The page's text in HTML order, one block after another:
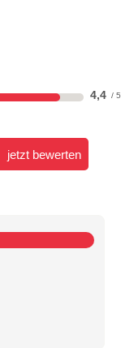
4,4
jetzt bewerten